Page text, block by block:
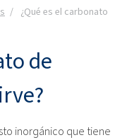
¿Qué es el carbonato de
de
inorgánico que tiene